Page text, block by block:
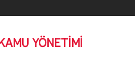
YÖNETİMİ